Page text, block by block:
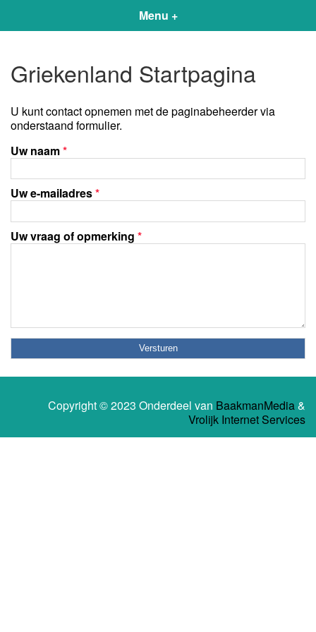
Menu +
Griekenland Startpagina
U kunt contact opnemen met de paginabeheerder via
onderstaand formulier.
Uw naam*
Uw e-mailadres*
Uw vraag of opmerking *
Copyright © 2023 Onderdeel van BaakmanMedia&
Vrolijk Internet Services